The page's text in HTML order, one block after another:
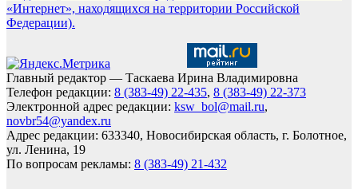
«Интернет», находящихся на территории Российской
Федерации).
Главный редактор — Таскаева Ирина Владимировна
Телефон редакции: 8 (383-49) 22-435, 8 (383-49) 22-373
Электронной адрес редакции: ksw_bol@mail.ru,
novbr54@yandex.ru
Адрес редакции: 633340, Новосибирская область, г. Болотное,
ул. Ленина, 19
По вопросам рекламы: 8 (383-49) 21-432